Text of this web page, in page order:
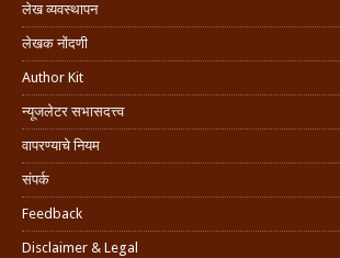
लेख व्यवस्थापन
लेखक नोंदणी
Author Kit
न्यूजलेटर सभासदत्त्व
वापरण्याचे नियम
संपर्क
Feedback
Disclaimer & Legal